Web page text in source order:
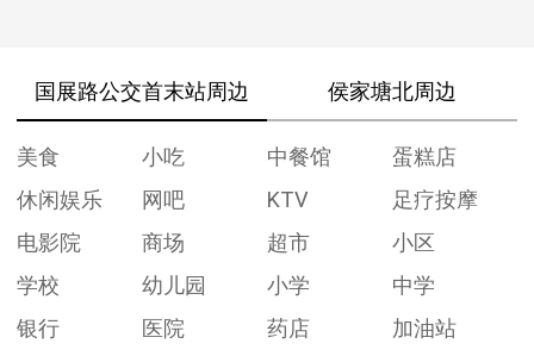
国展路公交首末站周边 侯家塘北周边
美食 小吃 中餐馆
蛋糕店
休闲娱乐
网吧 KTV
足疗按摩
电影院
商场 超市
小区
学校
幼儿园 小学
中学
银行
医院 药店
加油站